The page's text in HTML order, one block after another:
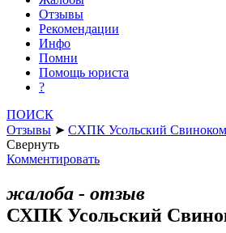
Отзывы
Рекомендации
Инфо
Помни
Помощь юриста
?
ПОИСК
Отзывы ➤ СХПК Усольский
Свернуть
Комментировать
жалоба - отзыв
СХПК Усольский